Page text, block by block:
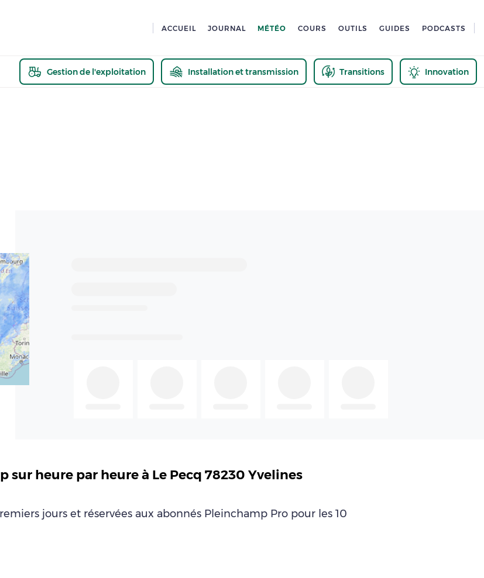
ACCUEIL JOURNAL MÉTÉO COURS OUTILS GUIDES PODCASTS
Gestion de l'exploitation Installation et transmission Transitions Innovation
sur heure par heure à Le Pecq 78230 Yvelines
jours et réservées aux abonnés Pleinchamp Pro pour les 10